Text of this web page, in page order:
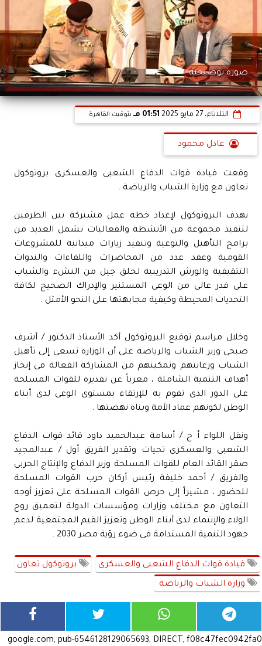
صورة توضيحية
الثلاثاء، 27 مايو 2025 01:51 مـ بتوقيت القاهرة
عادل محمود
وقعت قيادة قوات الدفاع الشعبى والعسكرى بروتوكول
تعاون مع وزارة الشباب والرياضة .
يهدف البروتوكول لإعداد خطة عمل مشتركة بين الطرفين
لتنفيذ مجموعة من الأنشطة والفعاليات تشمل العديد من
برامج التأهيل والتوعية وتنفيذ زيارات ميدانية للمشروعات
القومية وعقد عدد من المحاضرات واللقاءات والندوات
التثقيفية والورش التدريبية لخلق جيل من النشء والشباب
على قدر عالى من الوعى المستنير والإدراك الصحيح لكافة
التحديات المحيطة وكيفية مجابهتها على النحو الأمثل .
وخلال مراسم توقيع البروتوكول أكد الأستاذ الدكتور / أشرف
صبحى وزير الشباب والرياضة على أن الوزارة تسعى إلى تأهيل
الشباب ورعايتهم وتمكينهم من المشاركة الفعالة فى إنجاز
أهداف التنمية الشاملة ، معرباً عن تقديره للقوات المسلحة
على الدور الذى تقوم به للإرتقاء بمستوى الوعى لدى أبناء
الوطن لكونهم عماد الأمة وبناة نهضتها .
ونقل اللواء أ ح / أسامة عبدالحميد داود قائد قوات الدفاع
الشعبى والعسكرى تحيات وتقدير الفريق أول / عبدالمجيد
صقر القائد العام للقوات المسلحة وزير الدفاع والإنتاج الحربى
والفريق / أحمد خليفة رئيس أركان حرب القوات المسلحة
للحضور ، مشيراً إلى حرص القوات المسلحة على تعزيز أوجه
التعاون مع مختلف وزارات ومؤسسات الدولة لتعميق روح
الولاء والإنتماء لدى أبناء الوطن وتعزيز القيم المجتمعية لدعم
جهود التنمية المستدامة فى ضوء رؤية مصر 2030 .
قيادة قوات الدفاع الشعبى والعسكرى بروتوكول تعاون
وزارة الشباب والرياضة
google.com, pub-6546128129065693, DIRECT, f08c47fec0942fa0